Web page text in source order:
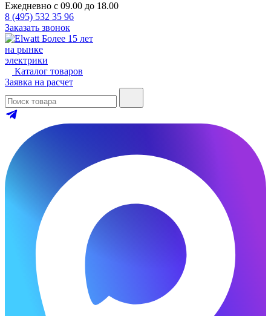
Ежедневно с 09.00 до 18.00
8 (495) 532 35 96
Заказать звонок
Более 15 лет
на рынке
электрики
Каталог товаров
Заявка на расчет